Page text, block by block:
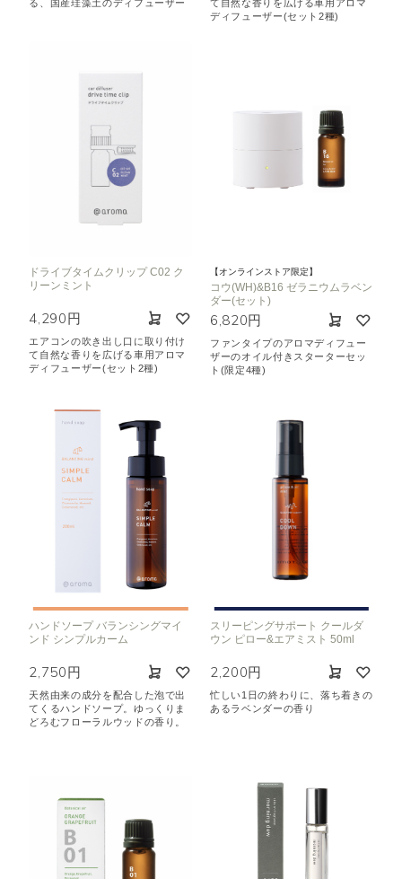
る、国産珪藻土のディフューザー
て自然な香りを広げる車用アロマ
ディフューザー(セット2種)
ドライブタイムクリップ C02 ク
リーンミント
4,290円
エアコンの吹き出し口に取り付け
て自然な香りを広げる車用アロマ
ディフューザー(セット2種)
【オンラインストア限定】
コウ(WH)&B16 ゼラニウムラベン
ダー(セット)
6,820円
ファンタイプのアロマディフュー
ザーのオイル付きスターターセッ
ト(限定4種)
ハンドソープ バランシングマイ
ンド シンプルカーム
2,750円
天然由来の成分を配合した泡で出
てくるハンドソープ。ゆっくりま
どろむフローラルウッドの香り。
スリーピングサポート クールダ
ウン ピロー&エアミスト 50ml
2,200円
忙しい1日の終わりに、落ち着きの
あるラベンダーの香り